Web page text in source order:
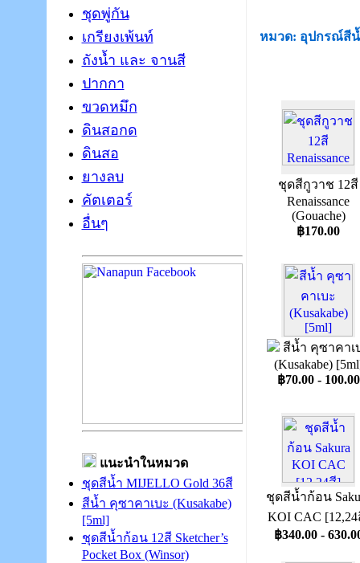
ชุดพู่กัน
เกรียงเพ้นท์
ถังน้ำ และ จานสี
ปากกา
ขวดหมึก
ดินสอกด
ดินสอ
ยางลบ
คัตเตอร์
อื่นๆ
แนะนำในหมวด
ชุดสีน้ำ MIJELLO Gold 36สี
สีน้ำ คุซาคาเบะ (Kusakabe)
[5ml]
ชุดสีน้ำก้อน 12สี Sketcher’s
Pocket Box (Winsor)
หมวด: อุปกรณ์สี
ชุดสีกูวาช 12สี
Renaissance
(Gouache)
฿170.00
สีน้ำ คุซาคาเ
(Kusakabe)
฿70.00 - 100.00
ชุดสีน้ำก้อน
KOI CAC
฿340.00 -